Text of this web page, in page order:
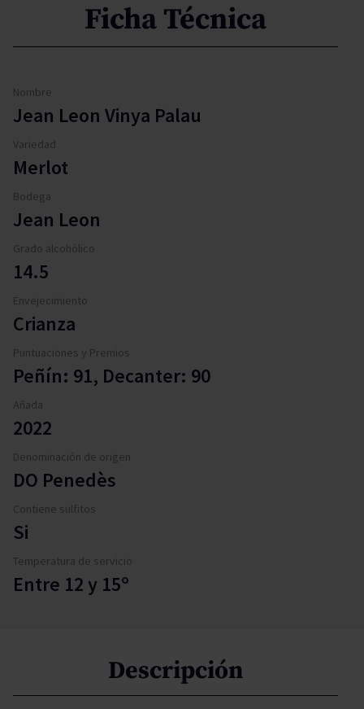
Ficha Técnica
Nombre
Jean Leon Vinya Palau
Variedad
Merlot
Bodega
Jean Leon
Grado alcohólico
14.5
Envejecimiento
Crianza
Puntuaciones y Premios
Peñín: 91, Decanter: 90
Añada
2022
Denominación de origen
DO Penedès
Contiene sulfitos
Si
Temperatura de servicio
Entre 12 y 15º
Descripción